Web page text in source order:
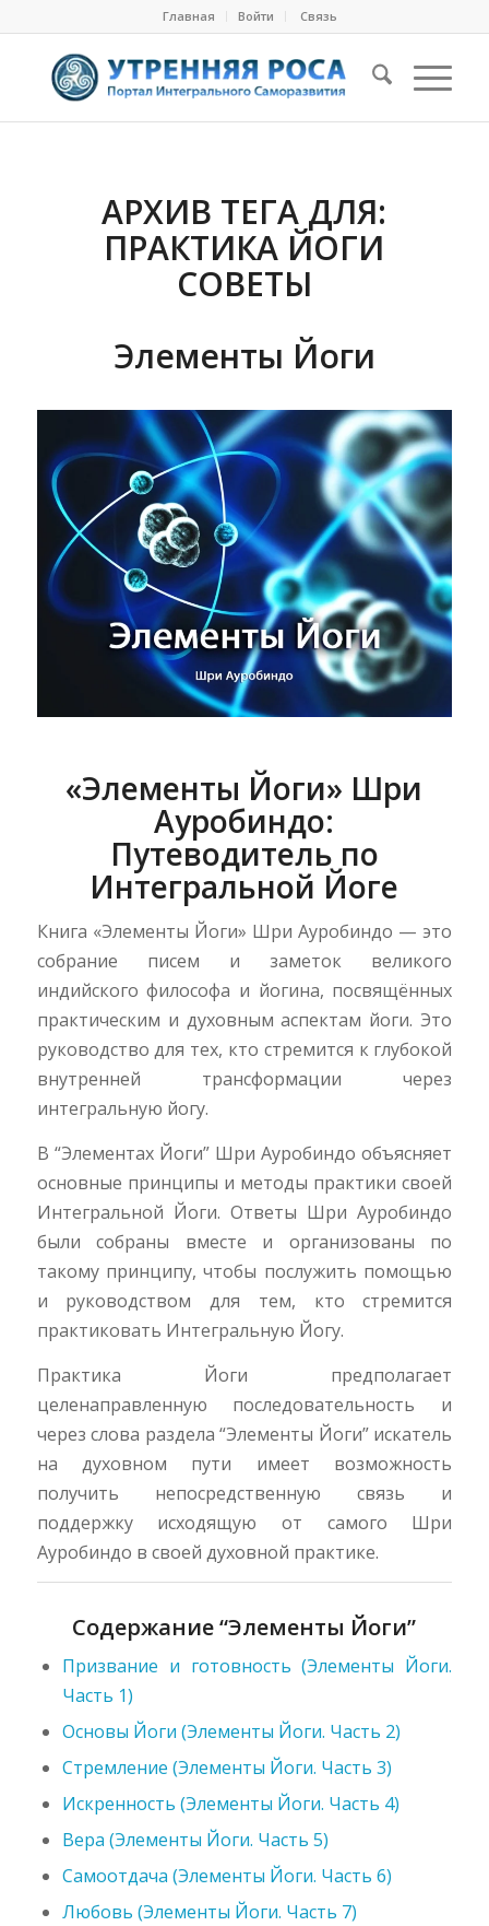
Главная Войти Cвязь
АРХИВ ТЕГА ДЛЯ:
ПРАКТИКА ЙОГИ
СОВЕТЫ
Элементы Йоги
«Элементы Йоги» Шри
Ауробиндо:
Путеводитель по
Интегральной Йоге
Книга «Элементы Йоги» Шри Ауробиндо — это
собрание писем и заметок великого
индийского философа и йогина, посвящённых
практическим и духовным аспектам йоги. Это
руководство для тех, кто стремится к глубокой
внутренней трансформации через
интегральную йогу.
В “Элементах Йоги” Шри Ауробиндо объясняет
основные принципы и методы практики своей
Интегральной Йоги. Ответы Шри Ауробиндо
были собраны вместе и организованы по
такому принципу, чтобы послужить помощью
и руководством для тем, кто стремится
практиковать Интегральную Йогу.
Практика Йоги предполагает
целенаправленную последовательность и
через слова раздела “Элементы Йоги” искатель
на духовном пути имеет возможность
получить непосредственную связь и
поддержку исходящую от самого Шри
Ауробиндо в своей духовной практике.
Содержание “Элементы Йоги”
Призвание и готовность (Элементы Йоги.
Часть 1)
Основы Йоги (Элементы Йоги. Часть 2)
Стремление (Элементы Йоги. Часть 3)
Искренность (Элементы Йоги. Часть 4)
Вера (Элементы Йоги. Часть 5)
Самоотдача (Элементы Йоги. Часть 6)
Любовь (Элементы Йоги. Часть 7)